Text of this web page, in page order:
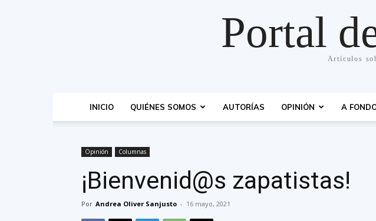
Portal
Artículos
INICIO QUIÉNES SOMOS AUTORÍAS OPINIÓN A
Opinión Columnas
¡Bienvenid@s zapatistas!
Por Andrea Oliver Sanjusto - 16 mayo, 2021